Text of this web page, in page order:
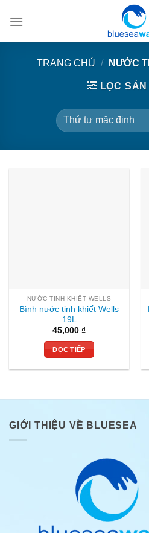
TRANG CHỦ / NƯỚC
LỌC
NƯỚC TINH KHIẾT WELLS
Bình nước tinh khiết Wells
19L
45,000 ₫
ĐỌC TIẾP
GIỚI THIỆU VỀ BLUESEA